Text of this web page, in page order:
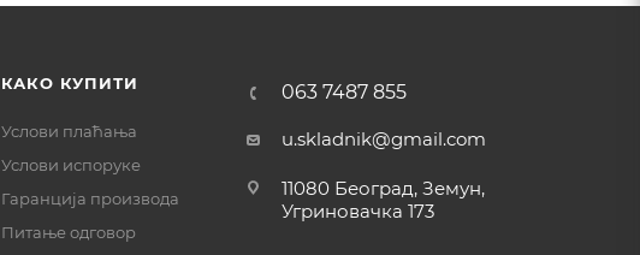
КАКО КУПИТИ
Услови плаћања
Услови испоруке
Гаранција производа
Питање одговор
063 7487 855
u.skladnik@gmail.com
11080 Београд, Земун,
Угриновачка 173